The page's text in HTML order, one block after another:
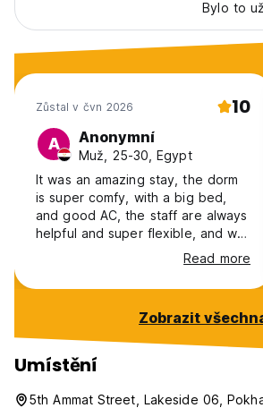
Bylo to
Zůstal v čvn 2026 10
A Anonymní
Muž, 25-30, Egypt
It was an amazing stay, the dorm
is super comfy, with a big bed,
and good AC, the staff are always
helpful and super flexible, and we
got to leave our bags and
passports to go trekking, with no
fees, and free breakfast that
location is superb. booked 1 night,
and extended for 10 days.
Read more
Zobrazit
Umístění
5th Ammat Street, Lakeside 06,